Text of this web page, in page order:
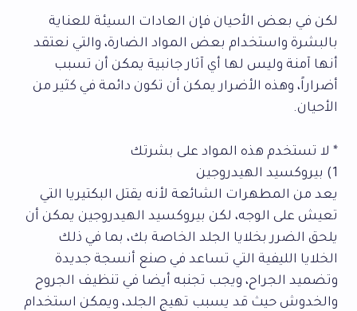
لكن في بعض الأحيان فإن العادات السيئة للعناية
بالبشرة واستخدام بعض المواد الضارة، والتي نعتقد
أنها آمنة وليس لها أي آثار جانبية يمكن أن تسبب
أضراراً، وهذه الأضرار يمكن أن تكون دائمة في كثير من
الأحيان.
* لا تستخدم هذه المواد على بشرتك
1) بيروكسيد الهيدروجين
يعد من المطهرات الشائعة لأنه يقتل البكتيريا التي
تعيش على الوجه، لكن بيروكسيد الهيدروجين يمكن أن
يلحق الضرر بخلايا الجلد الخاصة بك، بما في ذلك
الخلايا الليفية التي تساعد في صنع أنسجة جديدة
وتضميد الجراح، ويجب تجنبه أيضا في تنظيف الجروح
والخدوش حيث قد يسبب تهيج الجلد، ويمكن استخدام